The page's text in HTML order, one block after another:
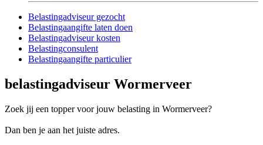
Belastingadviseur gezocht
Belastingaangifte laten doen
Belastingadviseur kosten
Belastingconsulent
Belastingaangifte particulier
belastingadviseur Wormerveer
Zoek jij een topper voor jouw belasting in Wormerveer?
Dan ben je aan het juiste adres.